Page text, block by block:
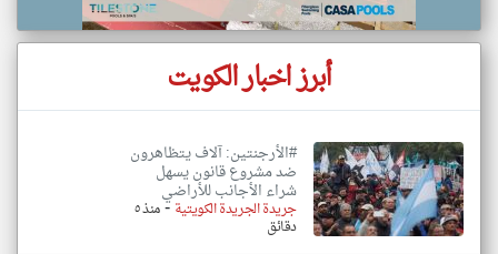
أبرز اخبار الكويت
#الأرجنتين: آلاف يتظاهرون
ضد مشروع قانون يسهل
شراء الأجانب للأراضي
جريدة الجريدة الكويتية- منذ ٥
دقائق